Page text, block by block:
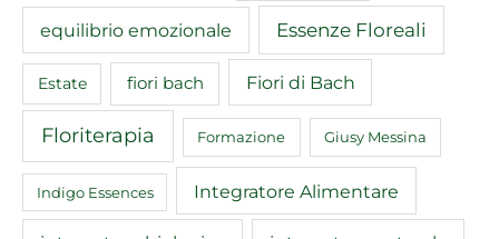
equilibrio emozionale Essenze Floreali
Estate fiori bach Fiori di Bach
Floriterapia Formazione Giusy Messina
Indigo Essences Integratore Alimentare